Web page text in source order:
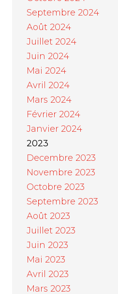
Septembre 2024
Août 2024
Juillet 2024
Juin 2024
Mai 2024
Avril 2024
Mars 2024
Février 2024
Janvier 2024
2023
Decembre 2023
Novembre 2023
Octobre 2023
Septembre 2023
Août 2023
Juillet 2023
Juin 2023
Mai 2023
Avril 2023
Mars 2023